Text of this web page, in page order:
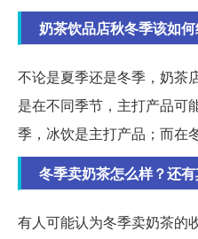
奶茶饮品店秋冬季该如
不论是夏季还是冬季，奶茶
是在不同季节，主打产品可
季，冰饮是主打产品；而在
冬季卖奶茶怎么样？还
有人可能认为冬季卖奶茶的